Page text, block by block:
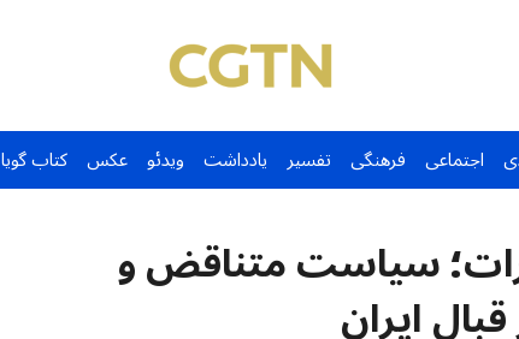
اجتماعی فرهنگی تفسیر یادداشت ویدئو عکس کتاب گویا
سیاست متناقض و
ایران